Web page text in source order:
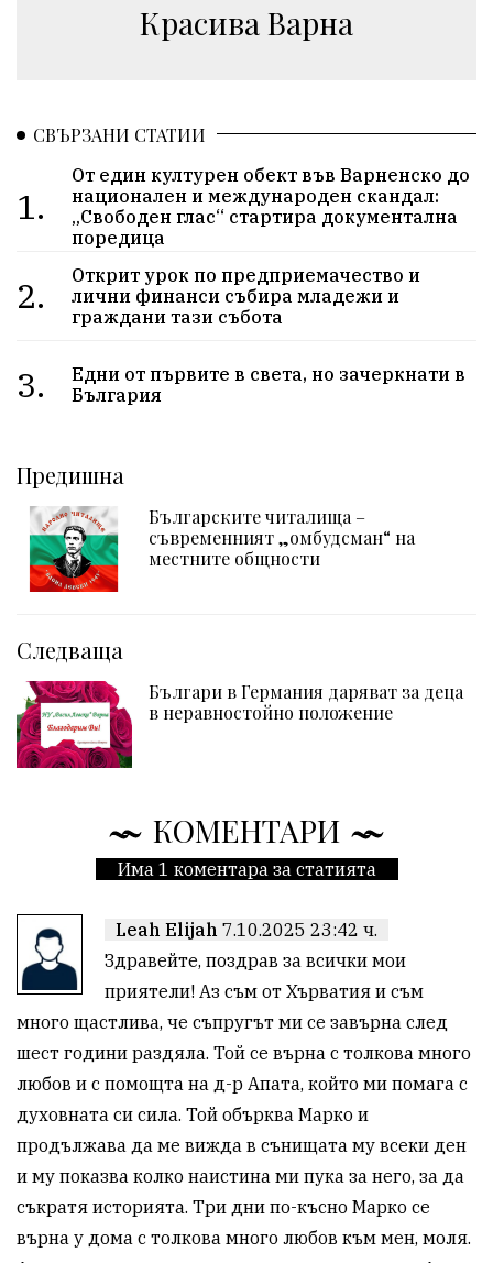
Красива Варна
СВЪРЗАНИ СТАТИИ
1.
От един културен обект във Варненско до
национален и международен скандал:
„Свободен глас“ стартира документална
поредица
2.
Открит урок по предприемачество и
лични финанси събира младежи и
граждани тази събота
3.
Едни от първите в света, но зачеркнати в
България
Предишна
Българските читалища –
съвременният „омбудсман“ на
местните общности
Следваща
Българи в Германия даряват за деца
в неравностойно положение
КОМЕНТАРИ
Има 1 коментара за статията
Leah Elijah 7.10.2025 23:42 ч.
Здравейте, поздрав за всички мои
приятели! Аз съм от Хърватия и съм
много щастлива, че съпругът ми се завърна след
шест години раздяла. Той се върна с толкова много
любов и с помощта на д-р Апата, който ми помага с
духовната си сила. Той обърква Марко и
продължава да ме вижда в сънищата му всеки ден
и му показва колко наистина ми пука за него, за да
съкратя историята. Три дни по-късно Марко се
върна у дома с толкова много любов към мен, моля.